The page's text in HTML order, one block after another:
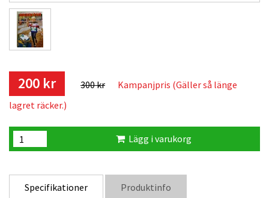
200 kr 300 kr
Kampanjpris (Gäller så länge
lagret räcker.)
Lägg i varukorg
Specifikationer Produktinfo